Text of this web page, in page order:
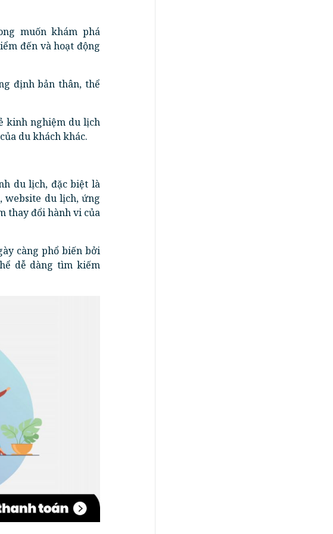
muốn khám phá
đến và hoạt động
định bản thân, thể
kinh nghiệm du lịch
du khách khác.
du lịch, đặc biệt là
website du lịch, ứng
thay đổi hành vi của
càng phổ biến bởi
dễ dàng tìm kiếm